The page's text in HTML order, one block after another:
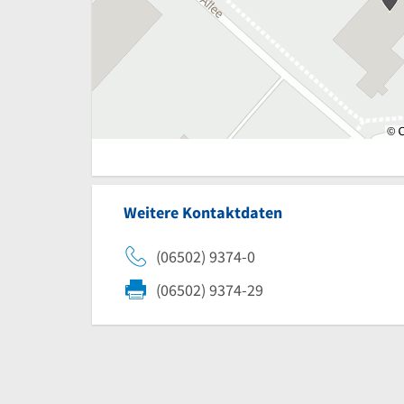
Weitere Kontaktdaten
(06502) 9374-0
(06502) 9374-29